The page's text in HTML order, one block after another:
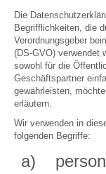
Die
Begrifflichkeiten, die
Verordnungsgeber
(DS-GVO) verwendet
sowohl für die
Geschäftspartner
gewährleisten,
erläutern.
Wir verwenden in
folgenden Begriffe:
a)